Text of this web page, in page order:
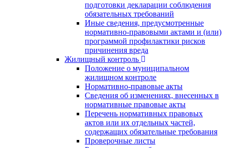
подготовки декларации соблюдения
обязательных требований
Иные сведения, предусмотренные
нормативно-правовыми актами и (или)
программой профилактики рисков
причинения вреда
Жилищный контроль
Положение о муниципальном
жилищном контроле
Нормативно-правовые акты
Сведения об изменениях, внесенных в
нормативные правовые акты
Перечень нормативных правовых
актов или их отдельных частей,
содержащих обязательные требования
Проверочные листы